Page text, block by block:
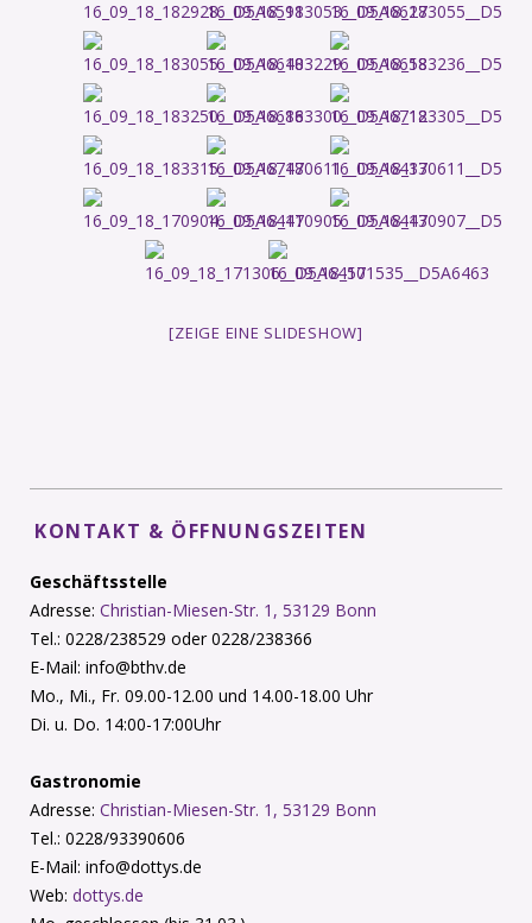
[ZEIGE EINE SLIDESHOW]
KONTAKT & ÖFFNUNGSZEITEN
Geschäftsstelle
Adresse: Christian-Miesen-Str. 1, 53129 Bonn
Tel.: 0228/238529 oder 0228/238366
E-Mail: info@bthv.de
Mo., Mi., Fr. 09.00-12.00 und 14.00-18.00 Uhr
Di. u. Do. 14:00-17:00Uhr
Gastronomie
Adresse: Christian-Miesen-Str. 1, 53129 Bonn
Tel.: 0228/93390606
E-Mail: info@dottys.de
Web: dottys.de